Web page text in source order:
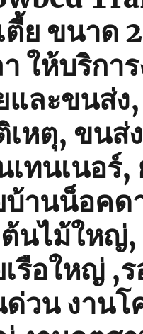
ตี้ย ขนาด
ให้บริกา
และขนส่ง
เหตุ, ขนส่
เทนเนอร์,
บ้านน็อคด
นไม้ใหญ่
เรือใหญ่ ,
ด่วน งานโ